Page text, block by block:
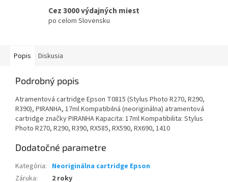
Cez 3000 výdajných miest
po celom Slovensku
Popis Diskusia
Podrobný popis
Atramentová cartridge Epson T0815 (Stylus Photo R270, R290,
R390), PIRANHA, 17ml Kompatibilná (neoriginálna) atramentová
cartridge značky PIRANHA Kapacita: 17ml Kompatibilita: Stylus
Photo R270, R290, R390, RX585, RX590, RX690, 1410
Dodatočné parametre
Kategória: Neoriginálna cartridge Epson
Záruka: 2 roky